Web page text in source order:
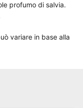
profumo di salvia.
variare in base alla